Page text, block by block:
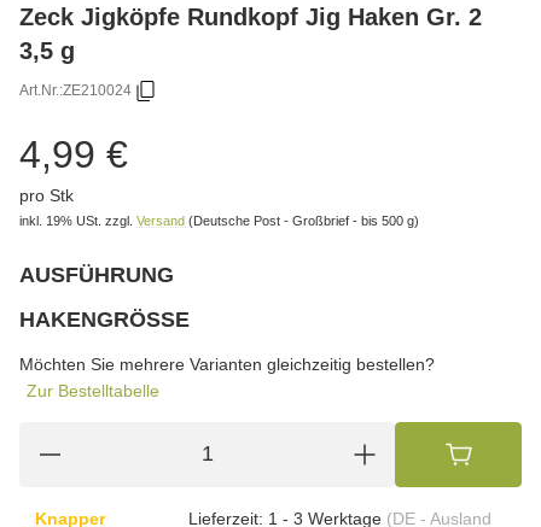
Zeck Jigköpfe Rundkopf Jig Haken Gr. 2
3,5 g
Art.Nr.:ZE210024
4,99 €
pro Stk
inkl. 19% USt. zzgl. Versand (Deutsche Post - Großbrief - bis 500 g)
AUSFÜHRUNG
HAKENGRÖSSE
Möchten Sie mehrere Varianten gleichzeitig bestellen?
Zur Bestelltabelle
Knapper
Lieferzeit: 1 - 3 Werktage (DE - Ausland